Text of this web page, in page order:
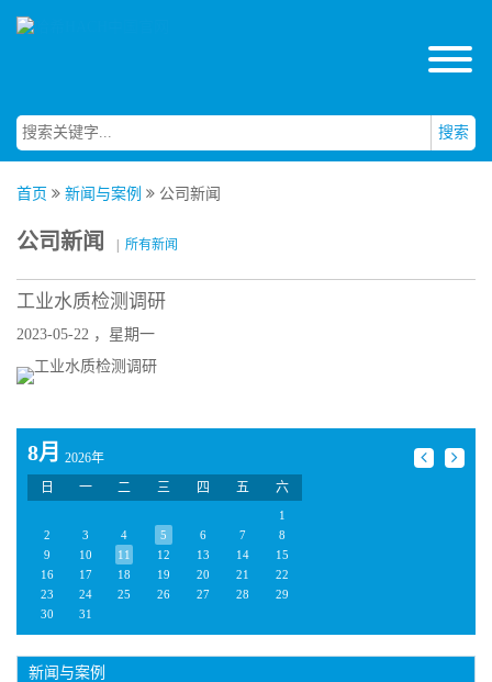
搜索
首页 新闻与案例 公司新闻
公司新闻 所有新闻
工业水质检测调研
2023-05-22 ，星期一
8月
2026年
日
一 二 三 四 五 六
1
2
3 4 5 6 7
8
9
10 11 12 13 14
15
16
17 18 19 20 21
22
23
24 25 26 27 28
29
30
31
新闻与案例